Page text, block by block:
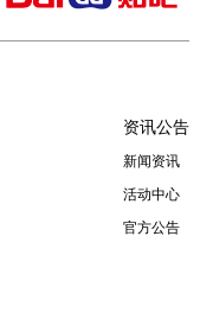
资讯公告
新闻资讯
活动中心
官方公告